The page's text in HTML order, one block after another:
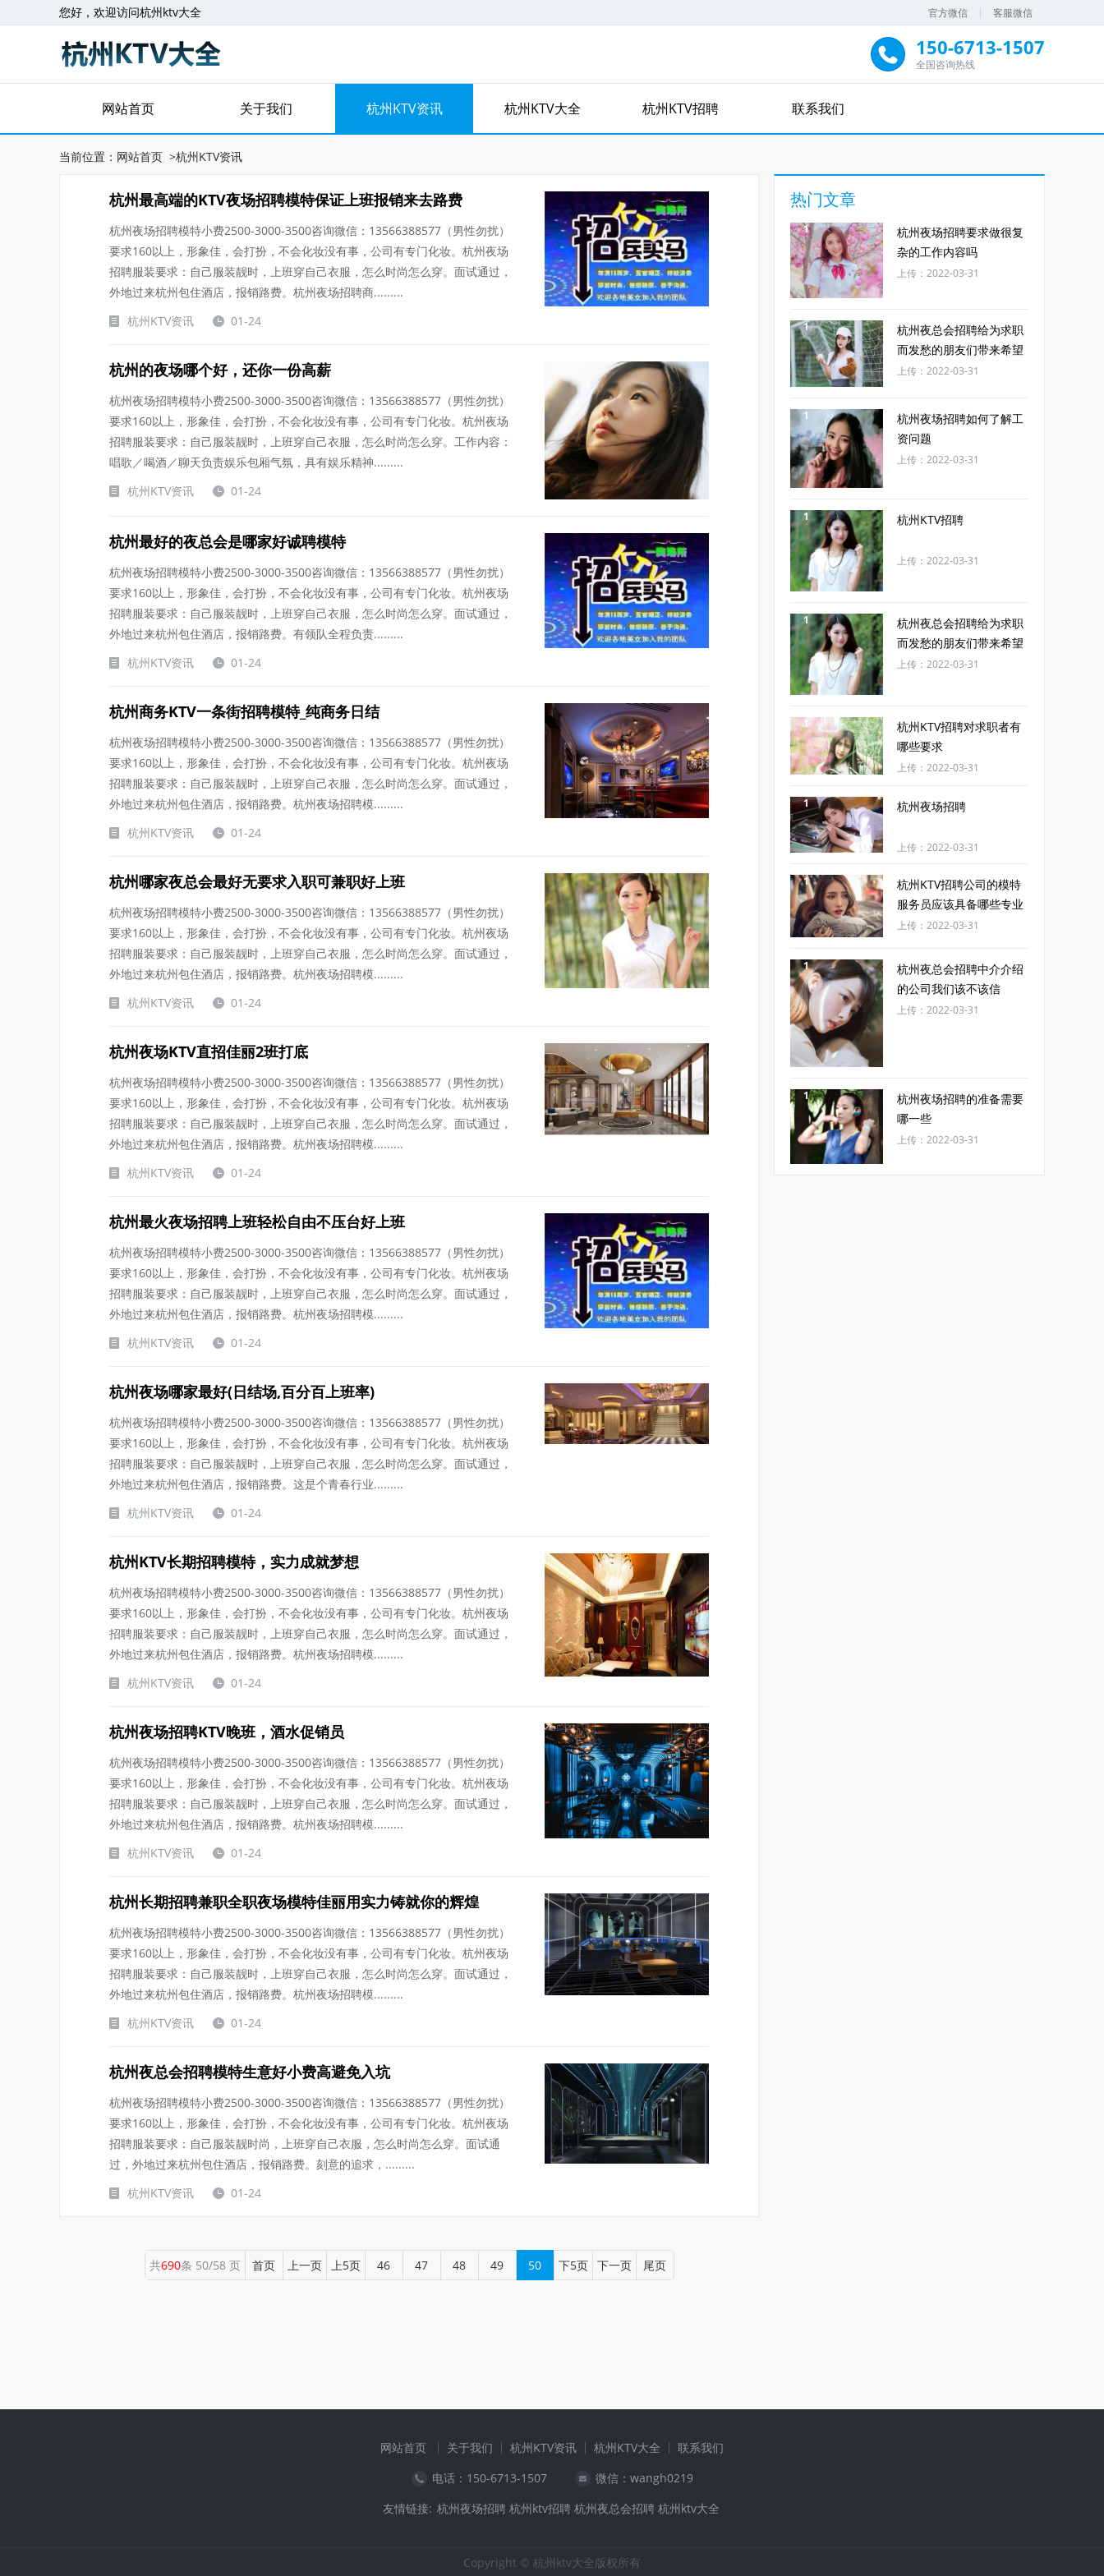
您好，欢迎访问杭州ktv大全 官方微信 客服微信
150-6713-1507
全国咨询热线
网站首页 关于我们 杭州KTV资讯 杭州KTV大全 杭州KTV招聘 联系我们
当前位置： 网站首页 >杭州KTV资讯
杭州最高端的KTV夜场招聘模特保证上班报销来去路费
杭州夜场招聘模特小费2500-3000-3500咨询微信：13566388577（男性勿扰）
要求160以上，形象佳，会打扮，不会化妆没有事，公司有专门化妆。杭州夜场
招聘服装要求：自己服装靓时，上班穿自己衣服，怎么时尚怎么穿。面试通过，
外地过来杭州包住酒店，报销路费。杭州夜场招聘商.........
杭州KTV资讯
01-24
杭州的夜场哪个好，还你一份高薪
杭州夜场招聘模特小费2500-3000-3500咨询微信：13566388577（男性勿扰）
要求160以上，形象佳，会打扮，不会化妆没有事，公司有专门化妆。杭州夜场
招聘服装要求：自己服装靓时，上班穿自己衣服，怎么时尚怎么穿。工作内容：
唱歌／喝酒／聊天负责娱乐包厢气氛，具有娱乐精神.........
杭州KTV资讯
01-24
杭州最好的夜总会是哪家好诚聘模特
杭州夜场招聘模特小费2500-3000-3500咨询微信：13566388577（男性勿扰）
要求160以上，形象佳，会打扮，不会化妆没有事，公司有专门化妆。杭州夜场
招聘服装要求：自己服装靓时，上班穿自己衣服，怎么时尚怎么穿。面试通过，
外地过来杭州包住酒店，报销路费。有领队全程负责.........
杭州KTV资讯
01-24
杭州商务KTV一条街招聘模特_纯商务日结
杭州夜场招聘模特小费2500-3000-3500咨询微信：13566388577（男性勿扰）
要求160以上，形象佳，会打扮，不会化妆没有事，公司有专门化妆。杭州夜场
招聘服装要求：自己服装靓时，上班穿自己衣服，怎么时尚怎么穿。面试通过，
外地过来杭州包住酒店，报销路费。杭州夜场招聘模.........
杭州KTV资讯
01-24
杭州哪家夜总会最好无要求入职可兼职好上班
杭州夜场招聘模特小费2500-3000-3500咨询微信：13566388577（男性勿扰）
要求160以上，形象佳，会打扮，不会化妆没有事，公司有专门化妆。杭州夜场
招聘服装要求：自己服装靓时，上班穿自己衣服，怎么时尚怎么穿。面试通过，
外地过来杭州包住酒店，报销路费。杭州夜场招聘模.........
杭州KTV资讯
01-24
杭州夜场KTV直招佳丽2班打底
杭州夜场招聘模特小费2500-3000-3500咨询微信：13566388577（男性勿扰）
要求160以上，形象佳，会打扮，不会化妆没有事，公司有专门化妆。杭州夜场
招聘服装要求：自己服装靓时，上班穿自己衣服，怎么时尚怎么穿。面试通过，
外地过来杭州包住酒店，报销路费。杭州夜场招聘模.........
杭州KTV资讯
01-24
杭州最火夜场招聘上班轻松自由不压台好上班
杭州夜场招聘模特小费2500-3000-3500咨询微信：13566388577（男性勿扰）
要求160以上，形象佳，会打扮，不会化妆没有事，公司有专门化妆。杭州夜场
招聘服装要求：自己服装靓时，上班穿自己衣服，怎么时尚怎么穿。面试通过，
外地过来杭州包住酒店，报销路费。杭州夜场招聘模.........
杭州KTV资讯
01-24
杭州夜场哪家最好(日结场,百分百上班率)
杭州夜场招聘模特小费2500-3000-3500咨询微信：13566388577（男性勿扰）
要求160以上，形象佳，会打扮，不会化妆没有事，公司有专门化妆。杭州夜场
招聘服装要求：自己服装靓时，上班穿自己衣服，怎么时尚怎么穿。面试通过，
外地过来杭州包住酒店，报销路费。这是个青春行业.........
杭州KTV资讯
01-24
杭州KTV长期招聘模特，实力成就梦想
杭州夜场招聘模特小费2500-3000-3500咨询微信：13566388577（男性勿扰）
要求160以上，形象佳，会打扮，不会化妆没有事，公司有专门化妆。杭州夜场
招聘服装要求：自己服装靓时，上班穿自己衣服，怎么时尚怎么穿。面试通过，
外地过来杭州包住酒店，报销路费。杭州夜场招聘模.........
杭州KTV资讯
01-24
杭州夜场招聘KTV晚班，酒水促销员
杭州夜场招聘模特小费2500-3000-3500咨询微信：13566388577（男性勿扰）
要求160以上，形象佳，会打扮，不会化妆没有事，公司有专门化妆。杭州夜场
招聘服装要求：自己服装靓时，上班穿自己衣服，怎么时尚怎么穿。面试通过，
外地过来杭州包住酒店，报销路费。杭州夜场招聘模.........
杭州KTV资讯
01-24
杭州长期招聘兼职全职夜场模特佳丽用实力铸就你的辉煌
杭州夜场招聘模特小费2500-3000-3500咨询微信：13566388577（男性勿扰）
要求160以上，形象佳，会打扮，不会化妆没有事，公司有专门化妆。杭州夜场
招聘服装要求：自己服装靓时，上班穿自己衣服，怎么时尚怎么穿。面试通过，
外地过来杭州包住酒店，报销路费。杭州夜场招聘模.........
杭州KTV资讯
01-24
杭州夜总会招聘模特生意好小费高避免入坑
杭州夜场招聘模特小费2500-3000-3500咨询微信：13566388577（男性勿扰）
要求160以上，形象佳，会打扮，不会化妆没有事，公司有专门化妆。杭州夜场
招聘服装要求：自己服装靓时尚，上班穿自己衣服，怎么时尚怎么穿。面试通
过，外地过来杭州包住酒店，报销路费。刻意的追求，.........
杭州KTV资讯
01-24
共690条 50/58 页 首页 上一页 上5页 46 47 48 49 50 下5页 下一页 尾页
热门文章
1
杭州夜场招聘要求做很复
杂的工作内容吗
上传：2022-03-31
1
杭州夜总会招聘给为求职
而发愁的朋友们带来希望
上传：2022-03-31
1
杭州夜场招聘如何了解工
资问题
上传：2022-03-31
1 杭州KTV招聘
上传：2022-03-31
1
杭州夜总会招聘给为求职
而发愁的朋友们带来希望
上传：2022-03-31
1
杭州KTV招聘对求职者有
哪些要求
上传：2022-03-31
1 杭州夜场招聘
上传：2022-03-31
1
杭州KTV招聘公司的模特
服务员应该具备哪些专业
素质？
上传：2022-03-31
1
杭州夜总会招聘中介介绍
的公司我们该不该信
上传：2022-03-31
1
杭州夜场招聘的准备需要
哪一些
上传：2022-03-31
网站首页 关于我们 杭州KTV资讯 杭州KTV大全
联系我们
电话： 150-6713-1507
微信：wangh0219
友情链接: 杭州夜场招聘 杭州ktv招聘 杭州夜总会招聘 杭州ktv大全
Copyright © 杭州ktv大全版权所有